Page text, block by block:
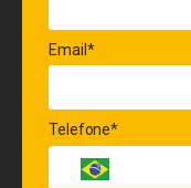
Email*
Telefone*